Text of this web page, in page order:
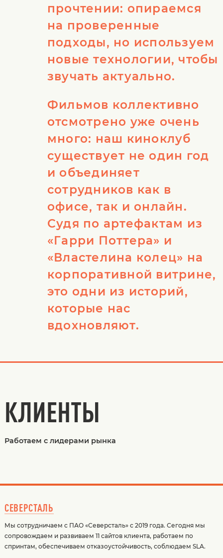
прочтении: опираемся
на проверенные
подходы, но используем
новые технологии, чтобы
звучать актуально.
Фильмов коллективно
отсмотрено уже очень
много: наш киноклуб
существует не один год
и объединяет
сотрудников как в
офисе, так и онлайн.
Судя по артефактам из
«Гарри Поттера» и
«Властелина колец» на
корпоративной витрине,
это одни из историй,
которые нас
вдохновляют.
КЛИЕНТЫ
Работаем с лидерами рынка
СЕВЕРСТАЛЬ
Мы сотрудничаем с ПАО «Северсталь» с 2019 года. Сегодня мы
сопровождаем и развиваем 11 сайтов клиента, работаем по
спринтам, обеспечиваем отказоустойчивость, соблюдаем SLA.